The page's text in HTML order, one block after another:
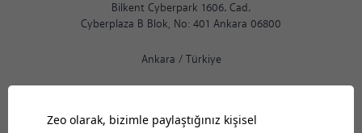
Bilkent Cyberpark 1606. Cad.
Cyberplaza B Blok, No: 401 Ankara 06800
Ankara / Türkiye